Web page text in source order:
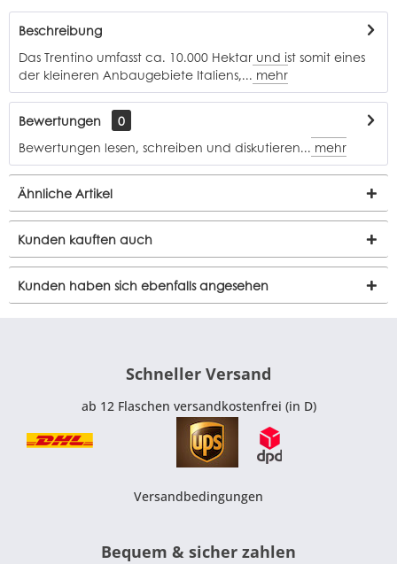
Beschreibung
Das Trentino umfasst ca. 10.000 Hektar und ist somit eines
der kleineren Anbaugebiete Italiens,... mehr
Bewertungen
0
Bewertungen lesen, schreiben und diskutieren... mehr
Ähnliche Artikel
Kunden kauften auch
Kunden haben sich ebenfalls angesehen
Schneller Versand
ab 12 Flaschen versandkostenfrei (in D)
Versandbedingungen
Bequem & sicher zahlen